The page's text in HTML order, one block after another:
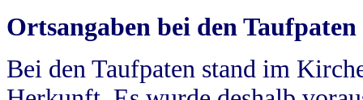
Ortsangaben bei den Taufpaten
Bei den Taufpaten stand im